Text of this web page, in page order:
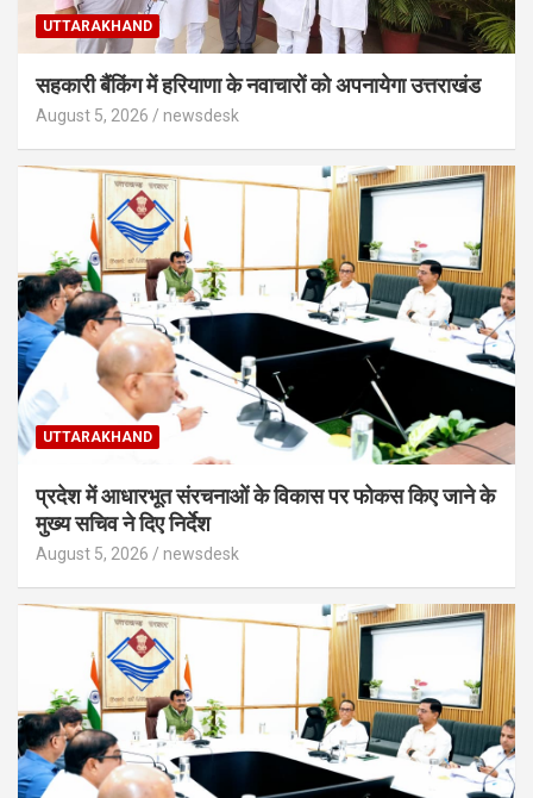
UTTARAKHAND
सहकारी बैंकिंग में हरियाणा के नवाचारों को अपनायेगा उत्तराखंड
August 5, 2026 newsdesk
UTTARAKHAND
प्रदेश में आधारभूत संरचनाओं के विकास पर फोकस किए जाने के
मुख्य सचिव ने दिए निर्देश
August 5, 2026 newsdesk